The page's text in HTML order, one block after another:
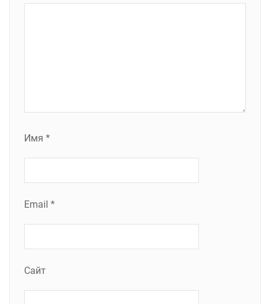
Имя *
Email *
Сайт